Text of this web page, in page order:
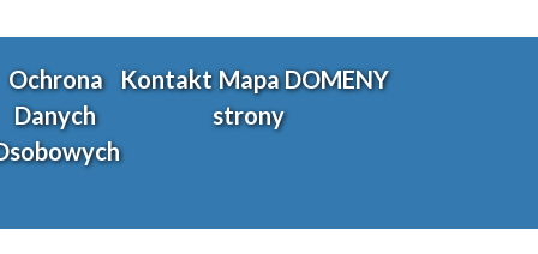
Ochrona
Danych
Kontakt Mapa
strony
DOMENY